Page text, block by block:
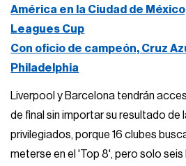
América en la Ciudad de
Leagues Cup
Con oficio de campeón, Cruz
Philadelphia
Liverpool y Barcelona tendrán
de final sin importar su resultado de
privilegiados, porque 16 clubes
meterse en el 'Top 8', pero solo seis